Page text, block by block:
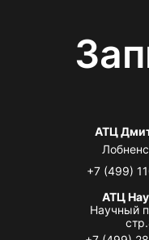
АТЦ
+7 (499)
АТЦ
Научный